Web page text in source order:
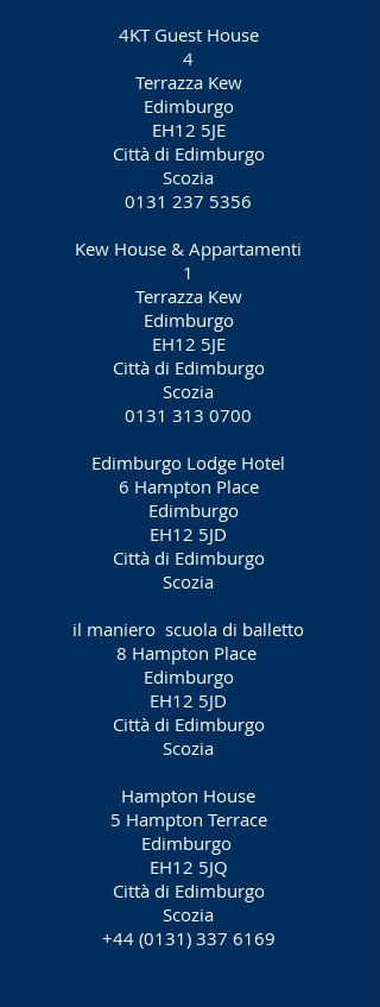
4KT Guest House
4
Terrazza Kew
Edimburgo
EH12 5JE
Città di Edimburgo
Scozia
0131 237 5356
Kew House & Appartamenti
1
Terrazza Kew
Edimburgo
EH12 5JE
Città di Edimburgo
Scozia
0131 313 0700
Edimburgo Lodge Hotel
6 Hampton Place
Edimburgo
EH12 5JD
Città di Edimburgo
Scozia
il maniero scuola di balletto
8 Hampton Place
Edimburgo
EH12 5JD
Città di Edimburgo
Scozia
Hampton House
5 Hampton Terrace
Edimburgo
EH12 5JQ
Città di Edimburgo
Scozia
+44 (0131) 337 6169